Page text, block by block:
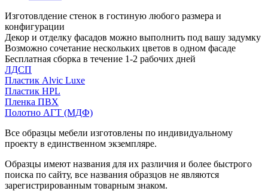
Изготовлдение стенок в гостиную любого размера и
конфигурации
Декор и отделку фасадов можно выполнить под вашу задумку
Возможно сочетание нескольких цветов в одном фасаде
Бесплатная сборка в течение 1-2 рабочих дней
ЛДСП
Пластик Alvic Luxe
Пластик HPL
Пленка ПВХ
Полотно АГТ (МДФ)
Все образцы мебели изготовлены по индивидуальному
проекту в единственном экземпляре.
Образцы имеют названия для их различия и более быстрого
поиска по сайту, все названия образцов не являются
зарегистрированным товарным знаком.